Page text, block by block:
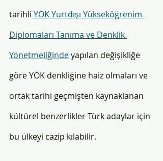
tarihli YÖK Yurtdışı Yükseköğrenim
Diplomaları Tanıma ve Denklik
Yönetmeliğinde yapılan değişikliğe
göre YÖK denkliğine haiz olmaları ve
ortak tarihi geçmişten kaynaklanan
kültürel benzerlikler Türk adaylar için
bu ülkeyi cazip kılabilir.